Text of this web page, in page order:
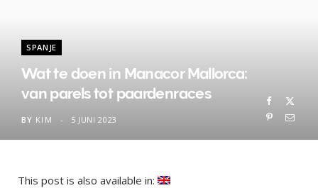
SPANJE
Wat te doen in Manacor Mallorca:
van parels tot paardenraces
BY KIM 5 JUNI 2023
This post is also available in: